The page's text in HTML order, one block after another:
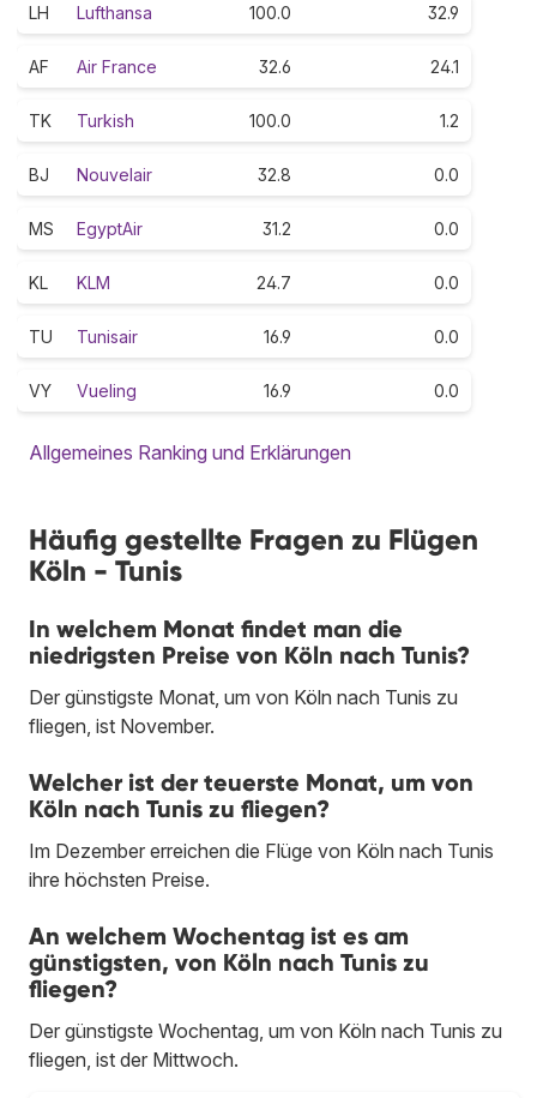
LH Lufthansa 100.0 32.9
AF Air France 32.6 24.1
TK Turkish 100.0 1.2
BJ Nouvelair 32.8 0.0
MS EgyptAir 31.2 0.0
KL KLM 24.7 0.0
TU Tunisair 16.9 0.0
VY Vueling 16.9 0.0
Allgemeines Ranking und Erklärungen
Häufig gestellte Fragen zu Flügen
Köln - Tunis
In welchem Monat findet man die
niedrigsten Preise von Köln nach Tunis?
Der günstigste Monat, um von Köln nach Tunis zu
fliegen, ist November.
Welcher ist der teuerste Monat, um von
Köln nach Tunis zu fliegen?
Im Dezember erreichen die Flüge von Köln nach Tunis
ihre höchsten Preise.
An welchem Wochentag ist es am
günstigsten, von Köln nach Tunis zu
fliegen?
Der günstigste Wochentag, um von Köln nach Tunis zu
fliegen, ist der Mittwoch.